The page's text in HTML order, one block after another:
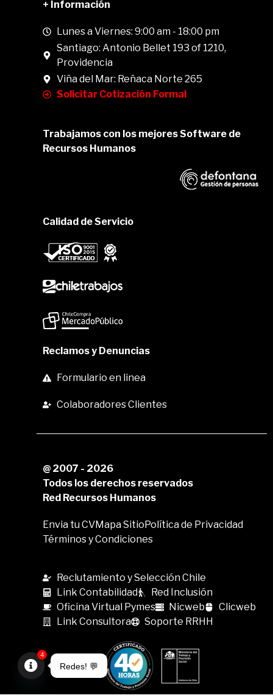
+ Información
Lunes a Viernes: 9:00 am - 18:00 pm
Santiago: Antonio Bellet 193 of 1210,
Providencia
Viña del Mar: Reñaca Norte 265
Solicitar Cotización Formal
Trabajamos con los mejores Software de
Recursos Humanos
Calidad de Servicio
Reclamos y Denuncias
Formulario en linea
Colaboradores Clientes
@ 2007 - 2026
Todos los derechos reservados
Red Recursos Humanos
Envia tu CVMapa SitioPolítica de Privacidad
Términos y Condiciones
Reclutamiento y Selección Chile
Link Contabilidad
Red Inclusión
Oficina Virtual Pymes
Nicweb
Clicweb
Link Consultora
Soporte RRHH
Redes! 💬
4